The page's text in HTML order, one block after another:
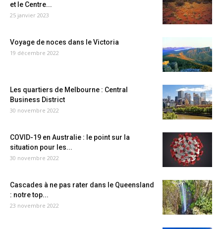
et le Centre...
25 janvier 2023
Voyage de noces dans le Victoria
19 décembre 2022
Les quartiers de Melbourne : Central
Business District
30 novembre 2022
COVID-19 en Australie : le point sur la
situation pour les...
30 novembre 2022
Cascades à ne pas rater dans le Queensland
: notre top...
23 novembre 2022